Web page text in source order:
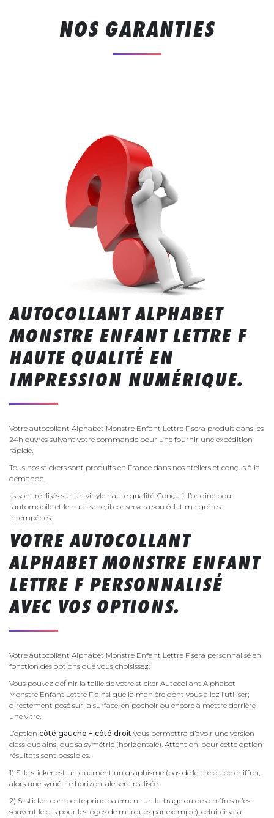
NOS GARANTIES
AUTOCOLLANT ALPHABET
MONSTRE ENFANT LETTRE F
HAUTE QUALITÉ EN
IMPRESSION NUMÉRIQUE.
Votre autocollant Alphabet Monstre Enfant Lettre F sera produit dans les
24h ouvrés suivant votre commande pour une fournir une expédition
rapide.
Tous nos stickers sont produits en France dans nos ateliers et conçus à la
demande.
Ils sont réalisés sur un vinyle haute qualité. Conçu à l’origine pour
l’automobile et le nautisme, il conservera son éclat malgré les
intempéries.
VOTRE AUTOCOLLANT
ALPHABET MONSTRE ENFANT
LETTRE F PERSONNALISÉ
AVEC VOS OPTIONS.
Votre autocollant Alphabet Monstre Enfant Lettre F sera personnalisé en
fonction des options que vous choisissez.
Vous pouvez définir la taille de votre sticker Autocollant Alphabet
Monstre Enfant Lettre F ainsi que la manière dont vous allez l’utiliser;
directement posé sur la surface, en pochoir ou encore à mettre derrière
une vitre.
L’option côté gauche + côté droit vous permettra d’avoir une version
classique ainsi que sa symétrie (horizontale). Attention, pour cette option
résultats sont possibles.
1) Si le sticker est uniquement un graphisme (pas de lettre ou de chiffre),
alors une symétrie horizontale sera réalisée.
2) Si sticker comporte principalement un lettrage ou des chiffres (c'est
souvent le cas pour les logos de marques par exemple), celui-ci sera